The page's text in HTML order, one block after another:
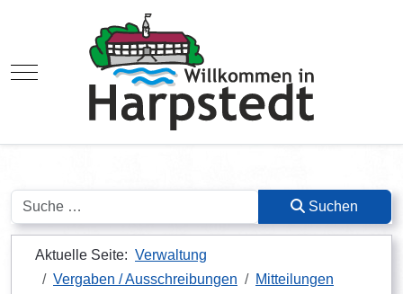
Mobile Menu Toggle
Suchen Suchen
Aktuelle Seite: Verwaltung
Vergaben / Ausschreibungen
Mitteilungen